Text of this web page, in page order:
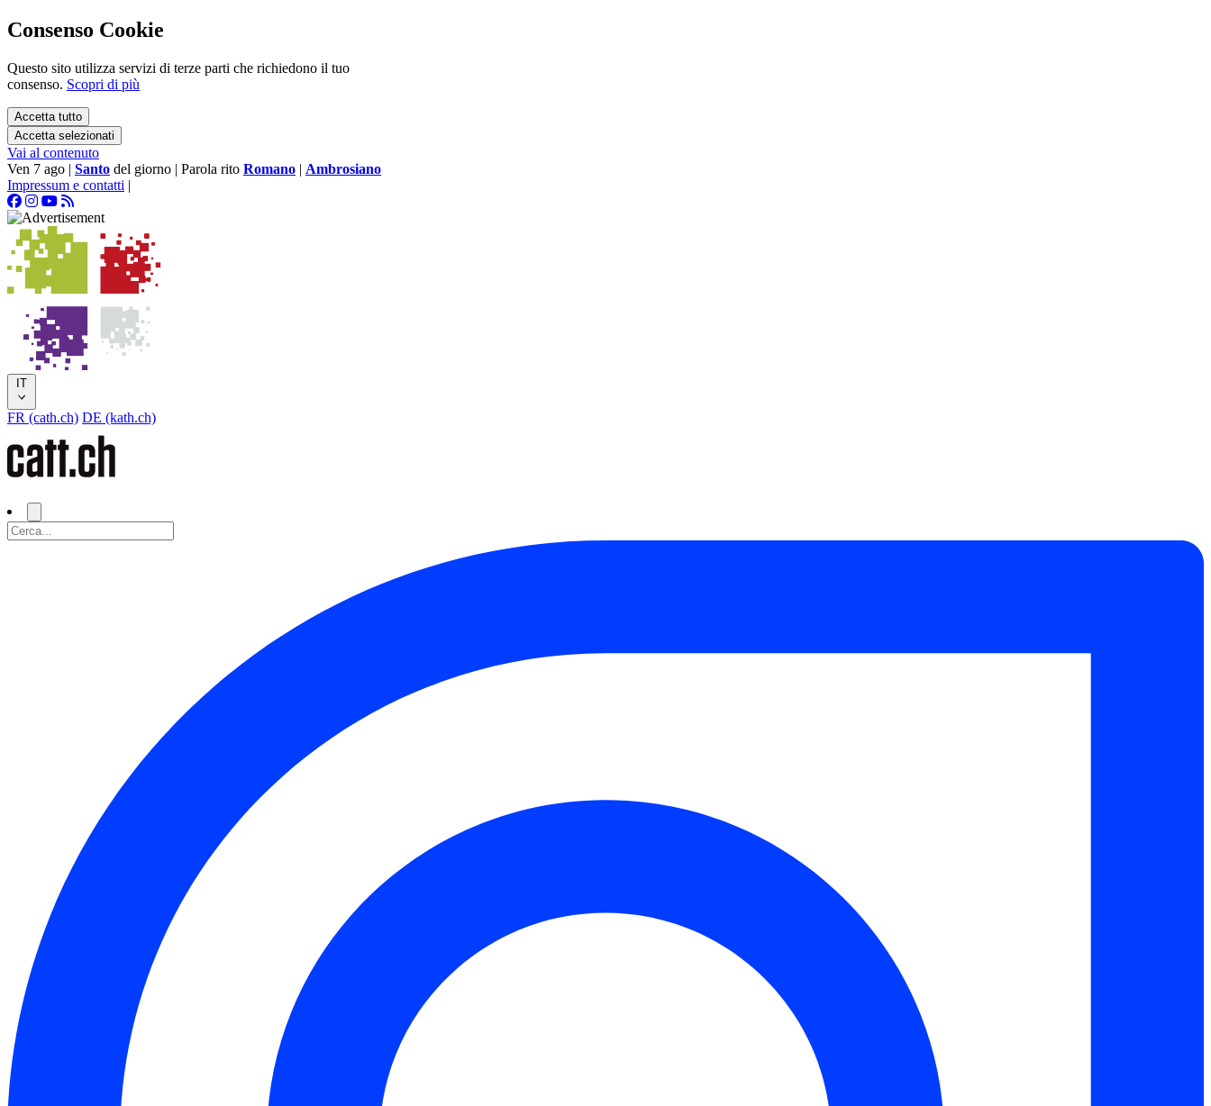
Consenso Cookie
Questo sito utilizza servizi di terze parti che richiedono il tuo
consenso. Scopri di più
Accetta tutto
Accetta selezionati
Vai al contenuto
Ven 7 ago | Santo del giorno | Parola rito Romano | Ambrosiano
Impressum e contatti |
IT
FR (cath.ch) DE (kath.ch)